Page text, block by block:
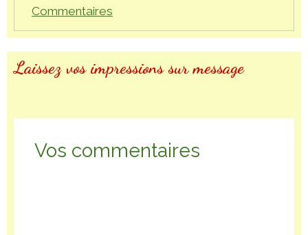
Commentaires
Laissez vos impressions sur message
Vos commentaires